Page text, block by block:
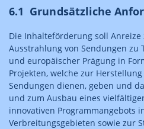
6.1 Grundsätzliche
Die Inhalteförderung soll
Ausstrahlung von Sendungen zu
und europäischer Prägung in
Projekten, welche zur
Sendungen dienen, geben und
und zum Ausbau eines
innovativen Programmangebots
Verbreitungsgebieten sowie zur